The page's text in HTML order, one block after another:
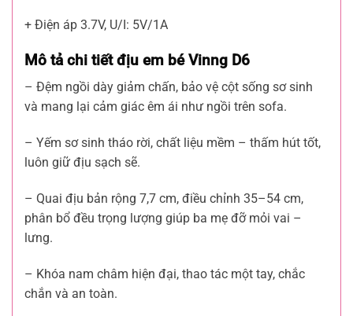
+ Điện áp 3.7V, U/I: 5V/1A
Mô tả chi tiết địu em bé Vinng D6
– Đệm ngồi dày giảm chấn, bảo vệ cột sống sơ sinh
và mang lại cảm giác êm ái như ngồi trên sofa.
– Yếm sơ sinh tháo rời, chất liệu mềm – thấm hút tốt,
luôn giữ địu sạch sẽ.
– Quai địu bản rộng 7,7 cm, điều chỉnh 35–54 cm,
phân bổ đều trọng lượng giúp ba mẹ đỡ mỏi vai –
lưng.
– Khóa nam châm hiện đại, thao tác một tay, chắc
chắn và an toàn.